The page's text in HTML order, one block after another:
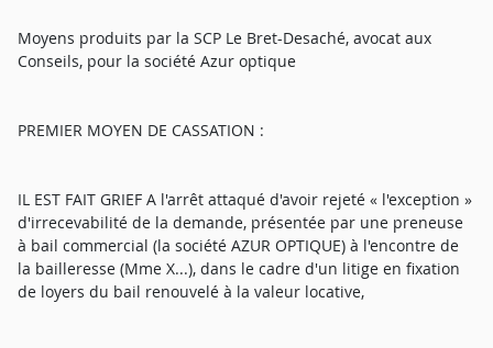
Moyens produits par la SCP Le Bret-Desaché, avocat aux
Conseils, pour la société Azur optique
PREMIER MOYEN DE CASSATION :
IL EST FAIT GRIEF A l'arrêt attaqué d'avoir rejeté « l'exception »
d'irrecevabilité de la demande, présentée par une preneuse
à bail commercial (la société AZUR OPTIQUE) à l'encontre de
la bailleresse (Mme X...), dans le cadre d'un litige en fixation
de loyers du bail renouvelé à la valeur locative,